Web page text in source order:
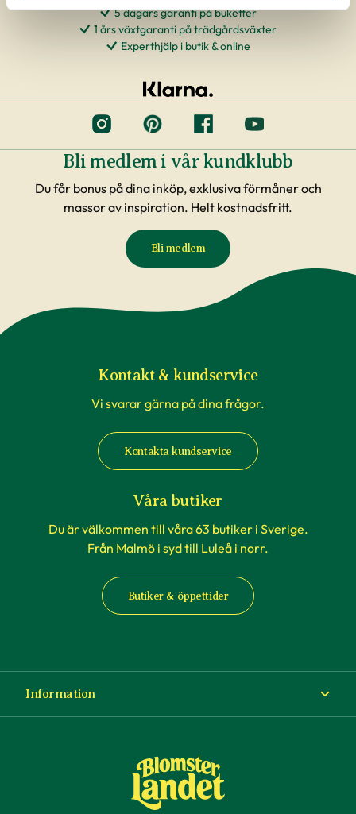
5 dagars garanti på buketter
1 års växtgaranti på trädgårdsväxter
Experthjälp i butik & online
Bli medlem i vår kundklubb
Du får bonus på dina inköp, exklusiva förmåner och
massor av inspiration. Helt kostnadsfritt.
Bli medlem
Kontakt & kundservice
Vi svarar gärna på dina frågor.
Kontakta kundservice
Våra butiker
Du är välkommen till våra 63 butiker i Sverige.
Från Malmö i syd till Luleå i norr.
Butiker & öppettider
Information
Köp- och leveransvillkor